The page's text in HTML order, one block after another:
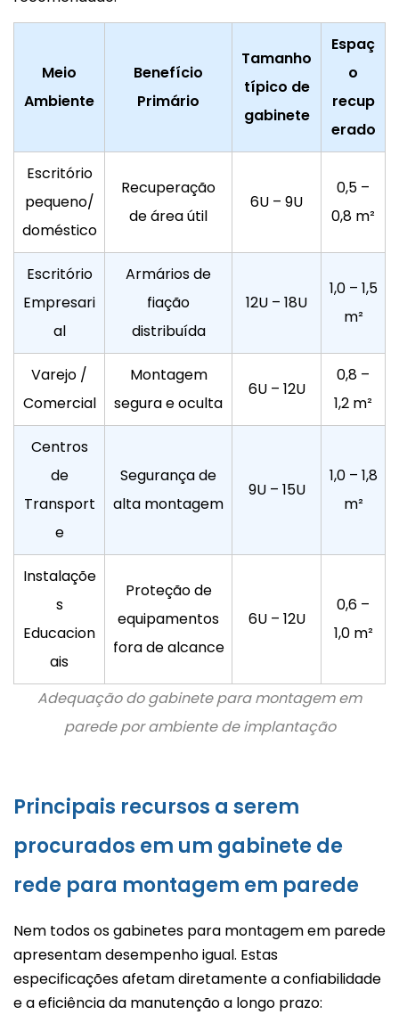
Adequação do gabinete para montagem em
parede por ambiente de implantação
Meio
Ambiente
Benefício
Primário
Tamanho
típico de
gabinete
Espaç
o
recup
erado
Escritório
pequeno/
doméstico
Recuperação
de área útil
6U – 9U
0,5 –
0,8 m²
Escritório
Empresari
al
Armários de
fiação
distribuída
12U – 18U
1,0 – 1,5
m²
Varejo /
Comercial
Montagem
segura e oculta
6U – 12U
0,8 –
1,2 m²
Centros
de
Transport
e
Segurança de
alta montagem
9U – 15U
1,0 – 1,8
m²
Instalaçõe
s
Educacion
ais
Proteção de
equipamentos
fora de alcance
6U – 12U
0,6 –
1,0 m²
Principais recursos a serem
procurados em um gabinete de
rede para montagem em parede
Nem todos os gabinetes para montagem em parede
apresentam desempenho igual. Estas
especificações afetam diretamente a confiabilidade
e a eficiência da manutenção a longo prazo: